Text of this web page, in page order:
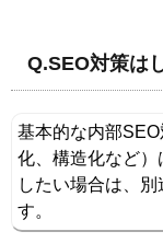
Q.SEO対策は
基本的な内部
化、構造化など
したい場合は、
す。